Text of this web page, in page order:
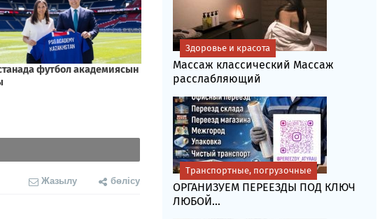
Жазылу бөлісу
Массаж классический Массаж
расслабляющий
Здоровье и красота
ОРГАНИЗУЕМ ПЕРЕЕЗДЫ ПОД КЛЮЧ
ЛЮБОЙ...
Транспортные, погрузочные